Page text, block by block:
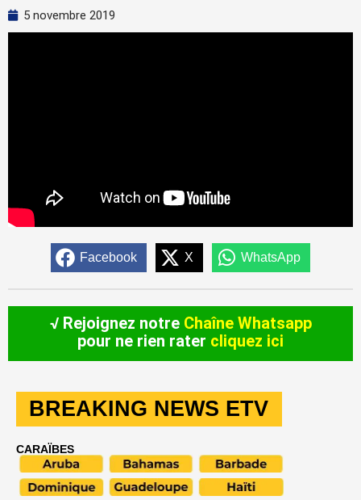
5 novembre 2019
Facebook X WhatsApp
√ Rejoignez notre Chaîne Whatsapp
pour ne rien rater cliquez ici
BREAKING NEWS ETV
CARAÏBES